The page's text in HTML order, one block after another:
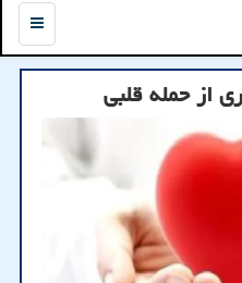
منو
از حمله قلبی